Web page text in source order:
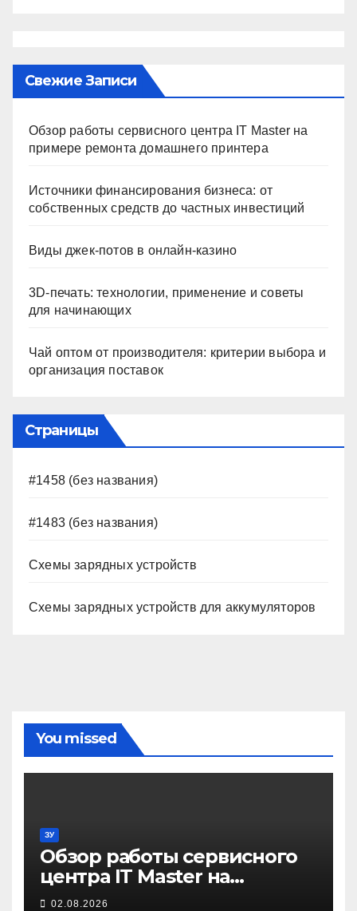
Свежие Записи
Обзор работы сервисного центра IT Master на
примере ремонта домашнего принтера
Источники финансирования бизнеса: от
собственных средств до частных инвестиций
Виды джек-потов в онлайн-казино
3D-печать: технологии, применение и советы
для начинающих
Чай оптом от производителя: критерии выбора и
организация поставок
Страницы
#1458 (без названия)
#1483 (без названия)
Схемы зарядных устройств
Схемы зарядных устройств для аккумуляторов
You missed
ЗУ
Обзор работы сервисного
центра IT Master на
примере ремонта
02.08.2026